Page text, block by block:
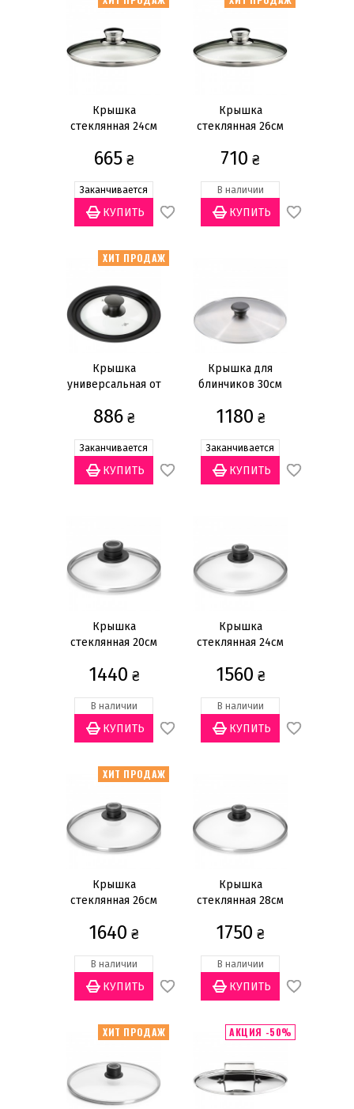
Медь (3)
Нержавеющая сталь
(19)
Силикон (3)
Материал ручки
Нержавеющая сталь
Пластик (18)
Диаметр
16см (8)
18см (3)
20см (13)
24см (11)
Показать всё
Цвет
Медный (3)
Черный
Крышка
стеклянная 24cм
665₴
Заканчивается
Крышка
стеклянная 26cм
710 ₴
В наличии
ХИТ ПРОДАЖ
Крышка
универсальная от
886₴
Заканчивается
Крышка для
блинчиков 30см
1180 ₴
Заканчивается
Крышка
стеклянная 20см
1440 ₴
В наличии
Крышка
стеклянная 24см
1560 ₴
В наличии
ХИТ ПРОДАЖ
Крышка
стеклянная 26см
1640 ₴
В наличии
Крышка
стеклянная 28см
1750 ₴
В наличии
ХИТ ПРОДАЖ АКЦИЯ -50%